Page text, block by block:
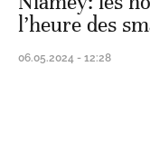
l’heure des
06.05.2024 - 12:28